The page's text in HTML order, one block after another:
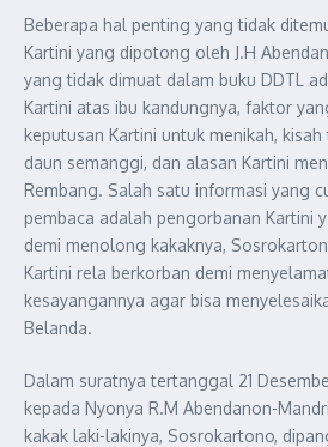
Beberapa hal penting yang tidak
Kartini yang dipotong oleh J.H
yang tidak dimuat dalam buku DDTL
Kartini atas ibu kandungnya, faktor
keputusan Kartini untuk menikah,
daun semanggi, dan alasan Kartini
Rembang. Salah satu informasi yang
pembaca adalah pengorbanan Kartini
demi menolong kakaknya,
Kartini rela berkorban demi
kesayangannya agar bisa
Belanda.
Dalam suratnya tertanggal 21
kepada Nyonya R.M Abendanon-
kakak laki-lakinya, Sosrokartono,